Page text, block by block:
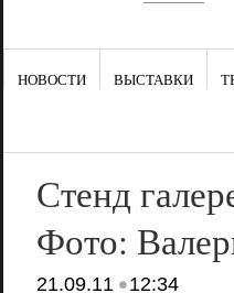
НОВОСТИ ВЫСТАВКИ
Стенд
Фото:
21.09.11•12:34